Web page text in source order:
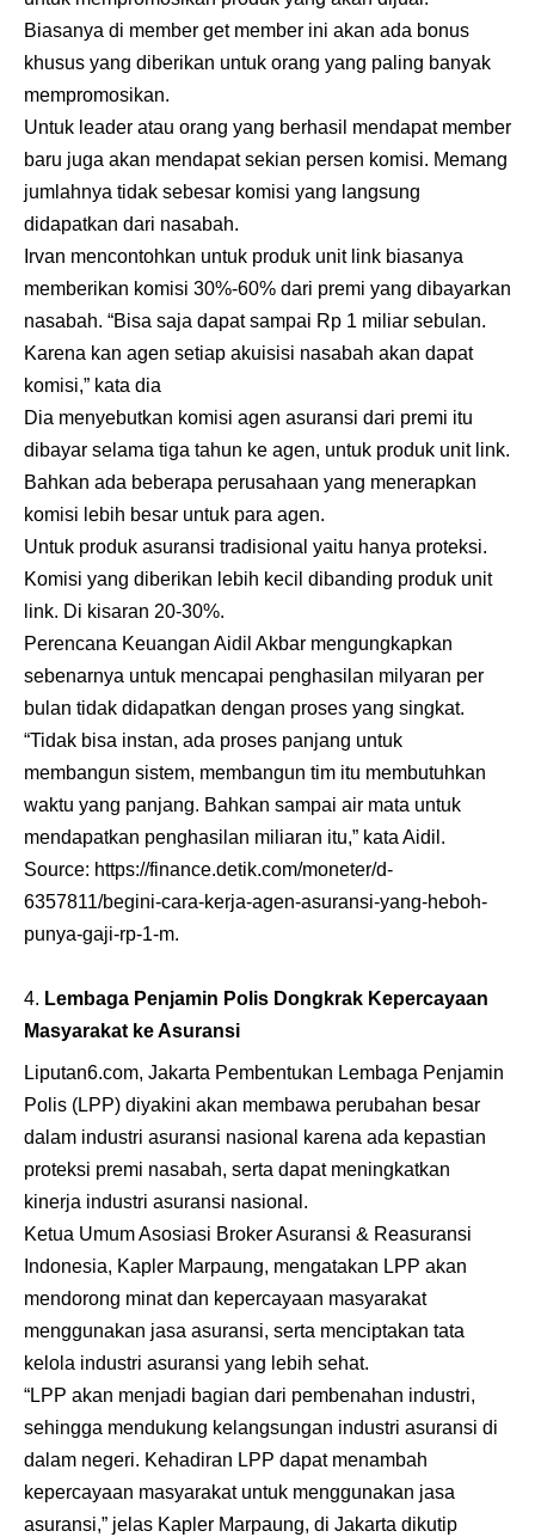
Biasanya di member get member ini akan ada bonus
khusus yang diberikan untuk orang yang paling banyak
mempromosikan.
Untuk leader atau orang yang berhasil mendapat member
baru juga akan mendapat sekian persen komisi. Memang
jumlahnya tidak sebesar komisi yang langsung
didapatkan dari nasabah.
Irvan mencontohkan untuk produk unit link biasanya
memberikan komisi 30%-60% dari premi yang dibayarkan
nasabah. “Bisa saja dapat sampai Rp 1 miliar sebulan.
Karena kan agen setiap akuisisi nasabah akan dapat
komisi,” kata dia
Dia menyebutkan komisi agen asuransi dari premi itu
dibayar selama tiga tahun ke agen, untuk produk unit link.
Bahkan ada beberapa perusahaan yang menerapkan
komisi lebih besar untuk para agen.
Untuk produk asuransi tradisional yaitu hanya proteksi.
Komisi yang diberikan lebih kecil dibanding produk unit
link. Di kisaran 20-30%.
Perencana Keuangan Aidil Akbar mengungkapkan
sebenarnya untuk mencapai penghasilan milyaran per
bulan tidak didapatkan dengan proses yang singkat.
“Tidak bisa instan, ada proses panjang untuk
membangun sistem, membangun tim itu membutuhkan
waktu yang panjang. Bahkan sampai air mata untuk
mendapatkan penghasilan miliaran itu,” kata Aidil.
Source: https://finance.detik.com/moneter/d-
6357811/begini-cara-kerja-agen-asuransi-yang-heboh-
punya-gaji-rp-1-m.
Lembaga Penjamin Polis Dongkrak Kepercayaan
Masyarakat ke Asuransi
Liputan6.com, Jakarta Pembentukan Lembaga Penjamin
Polis (LPP) diyakini akan membawa perubahan besar
dalam industri asuransi nasional karena ada kepastian
proteksi premi nasabah, serta dapat meningkatkan
kinerja industri asuransi nasional.
Ketua Umum Asosiasi Broker Asuransi & Reasuransi
Indonesia, Kapler Marpaung, mengatakan LPP akan
mendorong minat dan kepercayaan masyarakat
menggunakan jasa asuransi, serta menciptakan tata
kelola industri asuransi yang lebih sehat.
“LPP akan menjadi bagian dari pembenahan industri,
sehingga mendukung kelangsungan industri asuransi di
dalam negeri. Kehadiran LPP dapat menambah
kepercayaan masyarakat untuk menggunakan jasa
asuransi,” jelas Kapler Marpaung, di Jakarta dikutip